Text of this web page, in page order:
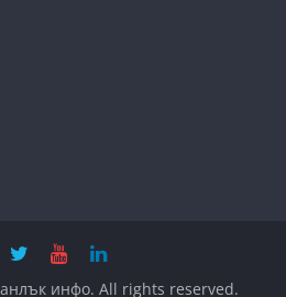
инфо. All rights reserved.